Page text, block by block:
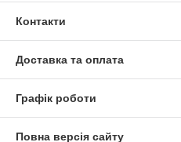
Контакти
Доставка та оплата
Графік роботи
Повна версія сайту